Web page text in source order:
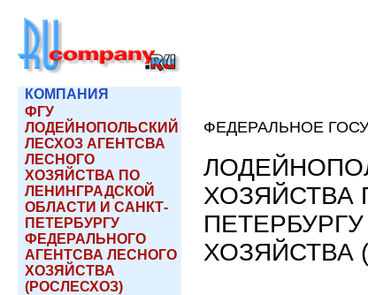
КОМПАНИЯ
ФГУ
ЛОДЕЙНОПОЛЬСКИЙ
ЛЕСХОЗ АГЕНТСВА
ЛЕСНОГО
ХОЗЯЙСТВА ПО
ЛЕНИНГРАДСКОЙ
ОБЛАСТИ И САНКТ-
ПЕТЕРБУРГУ
ФЕДЕРАЛЬНОГО
АГЕНТСВА ЛЕСНОГО
ХОЗЯЙСТВА
(РОСЛЕСХОЗ)
ФЕДЕРАЛЬНОЕ
ХОЗЯЙСТВА
ХОЗЯЙСТВА